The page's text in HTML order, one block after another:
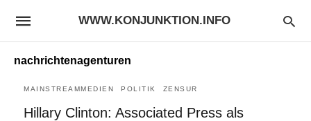
WWW.KONJUNKTION.INFO
nachrichtenagenturen
MAINSTREAMMEDIEN POLITIK ZENSUR
Hillary Clinton: Associated Press als